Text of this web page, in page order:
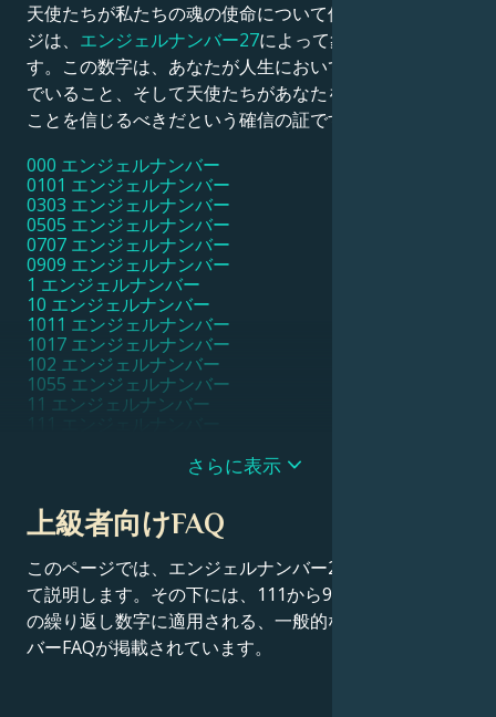
天使たちが私たちの魂の使命について伝えたいメッセー
ジは、 エンジェルナンバー27によって象徴されていま
す。この数字は、あなたが人生において正しい道を歩ん
でいること、そして天使たちがあなたを助け支えている
ことを信じるべきだという確信の証です。
000 エンジェルナンバー
0101 エンジェルナンバー
0303 エンジェルナンバー
0505 エンジェルナンバー
0707 エンジェルナンバー
0909 エンジェルナンバー
1 エンジェルナンバー
10 エンジェルナンバー
1011 エンジェルナンバー
1017 エンジェルナンバー
102 エンジェルナンバー
1055 エンジェルナンバー
11 エンジェルナンバー
11111 エンジェルナンバー
1115 エンジェルナンバー
1117 エンジェルナンバー
1119 エンジェルナンバー
112 エンジェルナンバー
115 エンジェルナンバー
116 エンジェルナンバー
119 エンジェルナンバー
12 エンジェルナンバー
121 エンジェルナンバー
1221 エンジェルナンバー
さらに表示
上級者向けFAQ
このページでは、エンジェルナンバー27の意味につい
て説明します。その下には、111から9999までのすべて
の繰り返し数字に適用される、一般的なエンジェルナン
バーFAQが掲載されています。